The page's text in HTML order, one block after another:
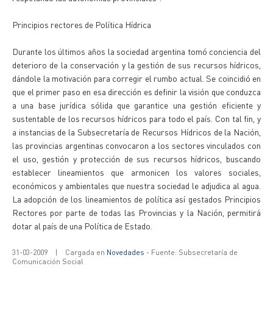
Principios rectores de Política Hídrica
Durante los últimos años la sociedad argentina tomó conciencia del
deterioro de la conservación y la gestión de sus recursos hídricos,
dándole la motivación para corregir el rumbo actual. Se coincidió en
que el primer paso en esa dirección es definir la visión que conduzca
a una base jurídica sólida que garantice una gestión eficiente y
sustentable de los recursos hídricos para todo el país. Con tal fin, y
a instancias de la Subsecretaría de Recursos Hídricos de la Nación,
las provincias argentinas convocaron a los sectores vinculados con
el uso, gestión y protección de sus recursos hídricos, buscando
establecer lineamientos que armonicen los valores sociales,
económicos y ambientales que nuestra sociedad le adjudica al agua.
La adopción de los lineamientos de política así gestados Principios
Rectores por parte de todas las Provincias y la Nación, permitirá
dotar al país de una Política de Estado.
31-03-2009 | Cargada en Novedades - Fuente: Subsecretaría de
Comunicación Social